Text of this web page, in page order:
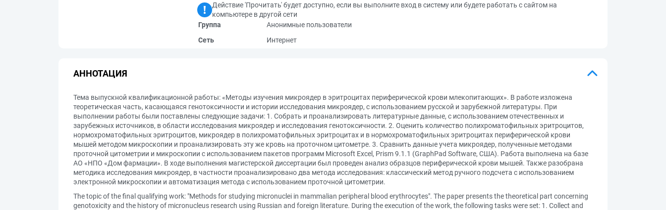
Действие 'Прочитать' будет доступно, если вы выполните вход в систему или будете работать с сайтом на
компьютере в другой сети
Группа
Анонимные пользователи
Сеть
Интернет
АННОТАЦИЯ
Тема выпускной квалификационной работы: «Методы изучения микроядер в эритроцитах периферической крови млекопитающих». В работе изложена
теоретическая часть, касающаяся генотоксичности и истории исследования микроядер, с использованием русской и зарубежной литературы. При
выполнении работы были поставлены следующие задачи: 1. Собрать и проанализировать литературные данные, с использованием отечественных и
зарубежных источников, в области исследования микроядер и исследования генотоксичности. 2. Оценить количество полихроматофильных эритроцитов,
нормохроматофильных эритроцитов, микроядер в полихроматофильных эритроцитах и в нормохроматофильных эритроцитах периферической крови
мышей методом микроскопии и проанализировать эту же кровь на проточном цитометре. 3. Сравнить данные учета микроядер, полученные методами
проточной цитометрии и микроскопии с использованием пакетов программ Microsoft Excel, Prism 9.1.1 (GraphPad Software, США). Работа выполнена на базе
АО «НПО «Дом фармации». В ходе выполнения магистерской диссертации был проведен анализ образцов периферической крови мышей. Также разобрана
методика исследования микроядер, в частности проанализировано два метода исследования: классический метод ручного подсчета с использованием
электронной микроскопии и автоматизация метода с использованием проточной цитометрии.
The topic of the final qualifying work: "Methods for studying micronuclei in mammalian peripheral blood erythrocytes". The paper presents the theoretical part concerning
genotoxicity and the history of micronucleus research using Russian and foreign literature. During the execution of the work, the following tasks were set: 1. Collect and